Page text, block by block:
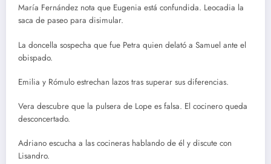
María Fernández nota que Eugenia está confundida. Leocadia la
saca de paseo para disimular.
La doncella sospecha que fue Petra quien delató a Samuel ante el
obispado.
Emilia y Rómulo estrechan lazos tras superar sus diferencias.
Vera descubre que la pulsera de Lope es falsa. El cocinero queda
desconcertado.
Adriano escucha a las cocineras hablando de él y discute con
Lisandro.